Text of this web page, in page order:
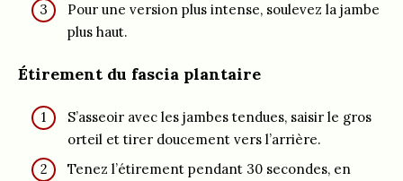
Pour une version plus intense, soulevez la jambe
plus haut.
Étirement du fascia plantaire
S’asseoir avec les jambes tendues, saisir le gros
orteil et tirer doucement vers l’arrière.
Tenez l’étirement pendant 30 secondes, en